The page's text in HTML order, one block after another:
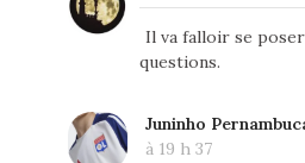
Il va falloir se
questions.
Juninho
à 19 h 37